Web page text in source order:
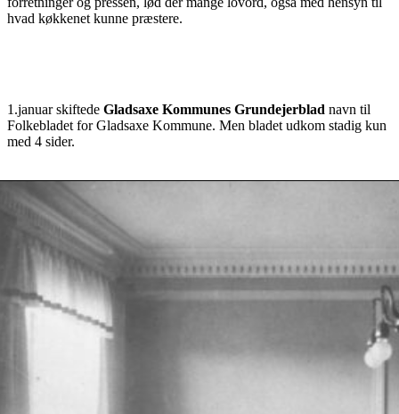
hvad køkkenet kunne præstere.
1.januar skiftede Gladsaxe Kommunes Grundejerblad navn til
Folkebladet for Gladsaxe Kommune. Men bladet udkom stadig kun
med 4 sider.